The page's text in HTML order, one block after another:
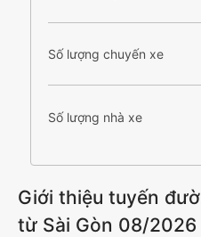
Số lượng chuyến xe
Số lượng nhà xe
Giới thiệu tuyến
từ Sài Gòn 08/2026